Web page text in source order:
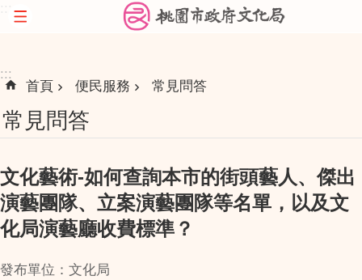
跳到主要內容區塊
:::
首頁 便民服務 常見問答
常見問答
文化藝術-如何查詢本市的街頭藝人、傑出
演藝團隊、立案演藝團隊等名單，以及文
化局演藝廳收費標準？
發布單位：文化局